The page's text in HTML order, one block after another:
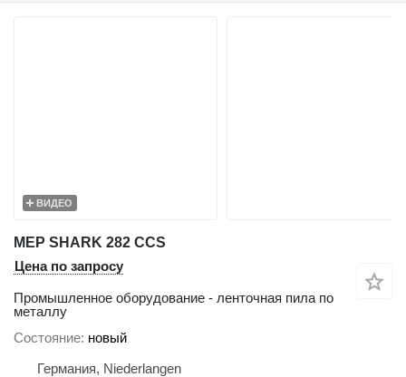
ВИДЕО
MEP SHARK 282 CCS
Цена по запросу
Промышленное оборудование - ленточная пила по
металлу
Состояние новый
Германия, Niederlangen